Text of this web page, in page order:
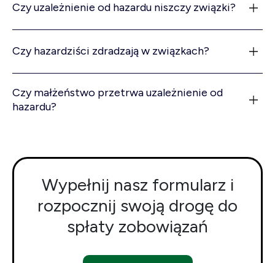
Czy uzależnienie od hazardu niszczy związki?
Czy hazardziści zdradzają w związkach?
Czy małżeństwo przetrwa uzależnienie od
hazardu?
Wypełnij nasz formularz i
rozpocznij swoją drogę do
spłaty zobowiązań